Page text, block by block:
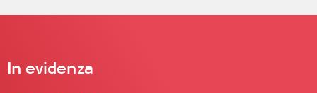
In evidenza